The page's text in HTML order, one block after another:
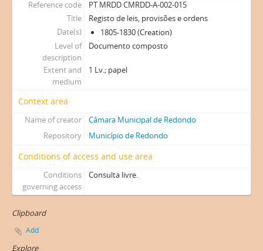
Reference code
PT MRDD CMRDD-A-002-015
Title
Registo de leis, provisões e ordens
Date(s)
1805-1830 (Creation)
Level of
description
Documento composto
Extent and
medium
1 Lv.; papel
Context area
Name of creator
Câmara Municipal de Redondo
Repository
Município de Redondo
Conditions of access and use area
Conditions
governing access
Consulta livre.
Clipboard
Add
Explore